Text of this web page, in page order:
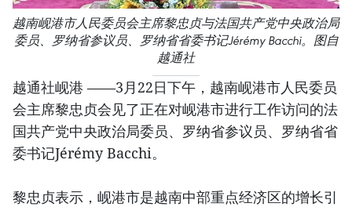
越南岘港市人民委员会主席黎忠贞与法国共产党中央政治局
委员、罗纳省参议员、罗纳省省委书记Jérémy Bacchi。图自
越通社
越通社岘港 ——3月22日下午，越南岘港市人民委员
会主席黎忠贞会见了正在对岘港市进行工作访问的法
国共产党中央政治局委员、罗纳省参议员、罗纳省省
委书记Jérémy Bacchi。
黎忠贞表示，岘港市是越南中部重点经济区的增长引